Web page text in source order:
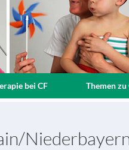
bei CF Themen zu